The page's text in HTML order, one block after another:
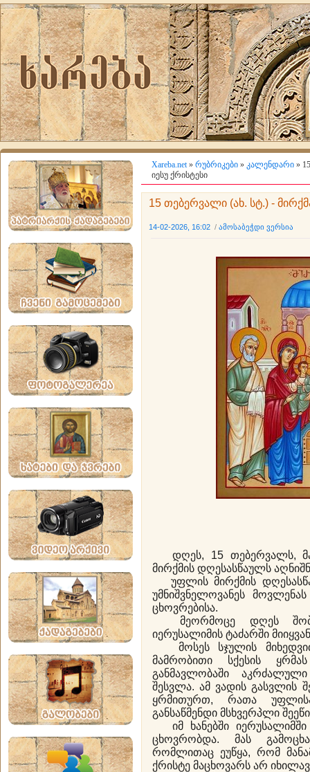
Xareba.net» რუბრიკები » კალენდარი »
იესუ ქრისტესი
15 თებერვალი (ახ. სტ.) -
14-02-2026, 16:02 / ამოსაბეჭდი ვერსია
დღეს, 15 თებერვალს,
მირქმის დღესასწაულს
უფლის მირქმის
უმნიშვნელოვანეს
ცხოვრებისა.
მეორმოცე დღეს
იერუსალიმის ტაძარში
მოსეს სჯულის
მამრობითი სქესის
განმავლობაში
შესვლა. ამ ვადის გასვლის
ყრმითურთ, რათა
განსაწმენდი მსხვერპლი
იმ ხანებში
ცხოვრობდა. მას
რომლითაც ეუწყა, რომ
ქრისტე მაცხოვარს არ